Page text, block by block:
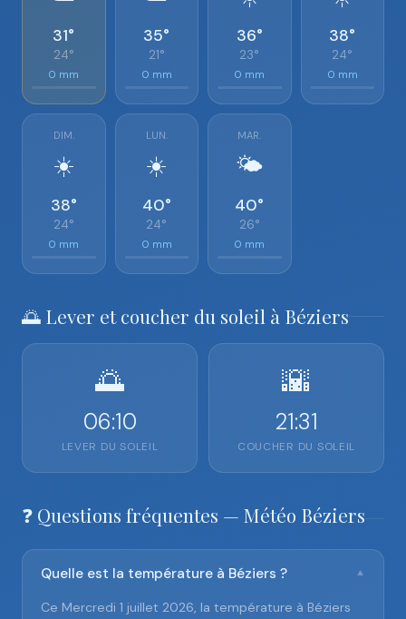
31°
24°
0 mm
35°
21°
0 mm
36°
23°
0 mm
38°
24°
0 mm
DIM.
☀️
38°
24°
0 mm
LUN.
☀️
40°
24°
0 mm
MAR.
🌤️
40°
26°
0 mm
🌅 Lever et coucher du soleil à Béziers
🌅
06:10
LEVER DU SOLEIL
🌇
21:31
COUCHER DU SOLEIL
❓ Questions fréquentes — Météo Béziers
Quelle est la température à Béziers ? ▼
Ce Mercredi 1 juillet 2026, la température à Béziers